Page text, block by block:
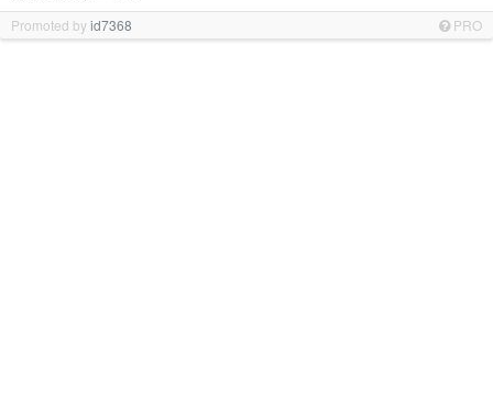
Promoted byid7368 PRO